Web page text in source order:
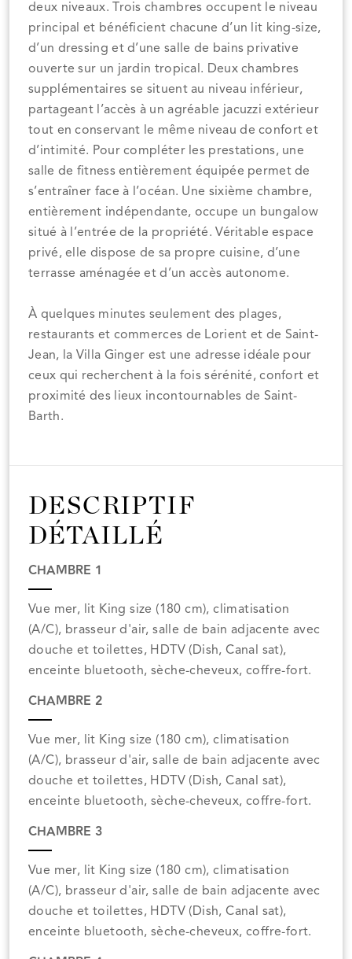
deux niveaux. Trois chambres occupent le niveau
principal et bénéficient chacune d’un lit king-size,
d’un dressing et d’une salle de bains privative
ouverte sur un jardin tropical. Deux chambres
supplémentaires se situent au niveau inférieur,
partageant l’accès à un agréable jacuzzi extérieur
tout en conservant le même niveau de confort et
d’intimité. Pour compléter les prestations, une
salle de fitness entièrement équipée permet de
s’entraîner face à l’océan. Une sixième chambre,
entièrement indépendante, occupe un bungalow
situé à l’entrée de la propriété. Véritable espace
privé, elle dispose de sa propre cuisine, d’une
terrasse aménagée et d’un accès autonome.
À quelques minutes seulement des plages,
restaurants et commerces de Lorient et de Saint-
Jean, la Villa Ginger est une adresse idéale pour
ceux qui recherchent à la fois sérénité, confort et
proximité des lieux incontournables de Saint-
Barth.
DESCRIPTIF
DÉTAILLÉ
CHAMBRE 1
Vue mer, lit King size (180 cm), climatisation
(A/C), brasseur d'air, salle de bain adjacente avec
douche et toilettes, HDTV (Dish, Canal sat),
enceinte bluetooth, sèche-cheveux, coffre-fort.
CHAMBRE 2
Vue mer, lit King size (180 cm), climatisation
(A/C), brasseur d'air, salle de bain adjacente avec
douche et toilettes, HDTV (Dish, Canal sat),
enceinte bluetooth, sèche-cheveux, coffre-fort.
CHAMBRE 3
Vue mer, lit King size (180 cm), climatisation
(A/C), brasseur d'air, salle de bain adjacente avec
douche et toilettes, HDTV (Dish, Canal sat),
enceinte bluetooth, sèche-cheveux, coffre-fort.